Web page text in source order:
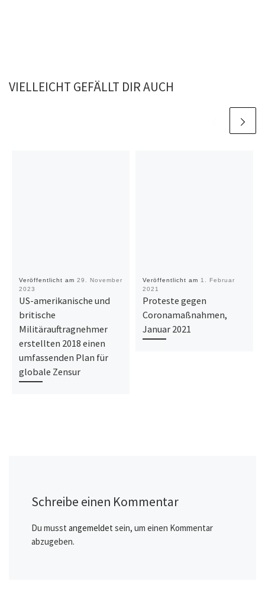
VIELLEICHT GEFÄLLT DIR AUCH
Veröffentlicht am 29. November
2023
US-amerikanische und
britische
Militärauftragnehmer
erstellten 2018 einen
umfassenden Plan für
globale Zensur
Veröffentlicht am 1. Februar
2021
Proteste gegen
Coronamaßnahmen,
Januar 2021
Schreibe einen Kommentar
Du musst angemeldet sein, um einen Kommentar
abzugeben.